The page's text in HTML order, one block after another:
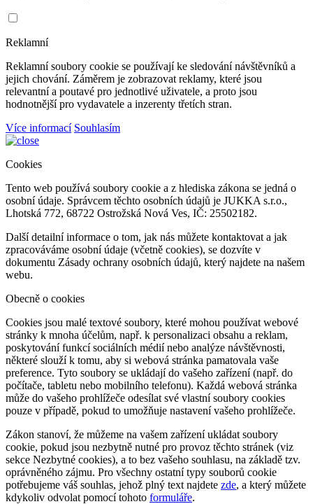
Reklamní
Reklamní soubory cookie se používají ke sledování návštěvníků a
jejich chování. Záměrem je zobrazovat reklamy, které jsou
relevantní a poutavé pro jednotlivé uživatele, a proto jsou
hodnotnější pro vydavatele a inzerenty třetích stran.
Více informací Souhlasím
Cookies
Tento web používá soubory cookie a z hlediska zákona se jedná o
osobní údaje. Správcem těchto osobních údajů je JUKKA s.r.o.,
Lhotská 772, 68722 Ostrožská Nová Ves, IČ: 25502182.
Další detailní informace o tom, jak nás můžete kontaktovat a jak
zpracováváme osobní údaje (včetně cookies), se dozvíte v
dokumentu Zásady ochrany osobních údajů, který najdete na našem
webu.
Obecně o cookies
Cookies jsou malé textové soubory, které mohou používat webové
stránky k mnoha účelům, např. k personalizaci obsahu a reklam,
poskytování funkcí sociálních médií nebo analýze návštěvnosti,
některé slouží k tomu, aby si webová stránka pamatovala vaše
preference. Tyto soubory se ukládají do vašeho zařízení (např. do
počítače, tabletu nebo mobilního telefonu). Každá webová stránka
může do vašeho prohlížeče odesílat své vlastní soubory cookies
pouze v případě, pokud to umožňuje nastavení vašeho prohlížeče.
Zákon stanoví, že můžeme na vašem zařízení ukládat soubory
cookie, pokud jsou nezbytně nutné pro provoz těchto stránek (viz
sekce Nezbytné cookies), a to bez vašeho souhlasu, na základě tzv.
oprávněného zájmu. Pro všechny ostatní typy souborů cookie
potřebujeme váš souhlas, jehož plný text najdete zde, a který můžete
kdykoliv odvolat pomocí tohoto formuláře.